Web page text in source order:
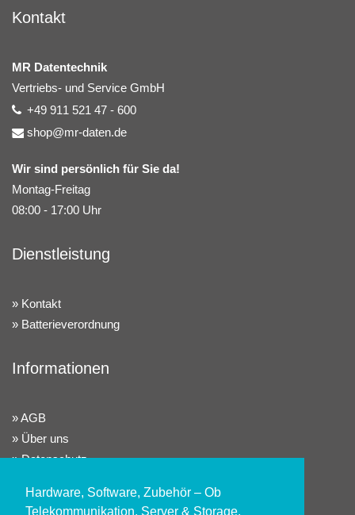
Hardware, Software, Zubehör – Ob
Telekommunikation, Server & Storage,
Kontakt
MR Datentechnik
Vertriebs- und Service GmbH
+49 911 521 47 - 600
shop@mr-daten.de
Wir sind persönlich für Sie da!
Montag-Freitag
08:00 - 17:00 Uhr
Dienstleistung
Kontakt
Batterieverordnung
Informationen
AGB
Über uns
Datenschutz
Impressum